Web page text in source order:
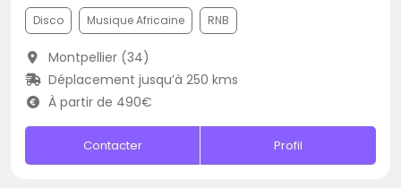
Disco Musique Africaine RNB
Montpellier (34)
Déplacement jusqu’à 250 kms
À partir de 490€
Contacter Profil